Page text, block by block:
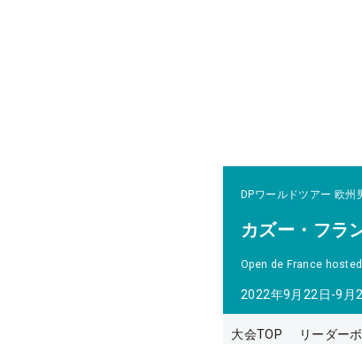
DPワールドツアー 欧州
カズー・フラ
Open de France
2022年9月22日-9月
大会TOP リーダー